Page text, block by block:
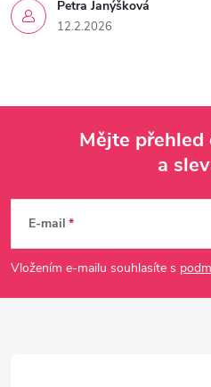
Petra Janýšková
12.2.2026
p
Mějte
a
E-mail
Vložením e-mailu souhlasíte s